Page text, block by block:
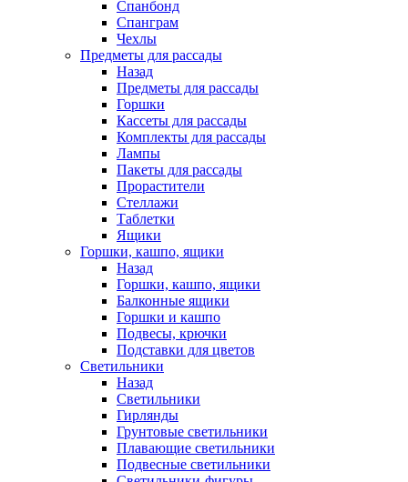
Спанбонд
Спанграм
Чехлы
Предметы для рассады
Назад
Предметы для рассады
Горшки
Кассеты для рассады
Комплекты для рассады
Лампы
Пакеты для рассады
Прорастители
Стеллажи
Таблетки
Ящики
Горшки, кашпо, ящики
Назад
Горшки, кашпо, ящики
Балконные ящики
Горшки и кашпо
Подвесы, крючки
Подставки для цветов
Светильники
Назад
Светильники
Гирлянды
Грунтовые светильники
Плавающие светильники
Подвесные светильники